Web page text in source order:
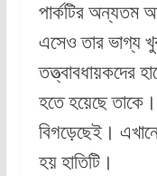
পার্কটির অন্যতম
এসেও তার ভাগ্য
তত্ত্বাবধায়কদের
হতে হয়েছে
বিগড়েছেই।
হয় হাতিটি।